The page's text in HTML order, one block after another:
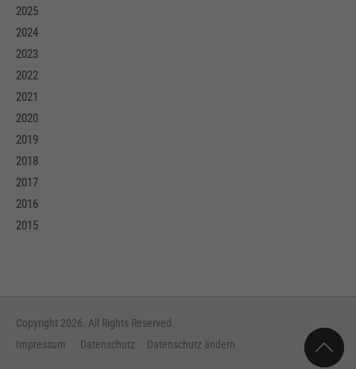
2025
2024
2023
2022
2021
2020
2019
2018
2017
2016
2015
Copyright 2026. All Rights Reserved.
Impressum
Datenschutz Datenschutz ändern